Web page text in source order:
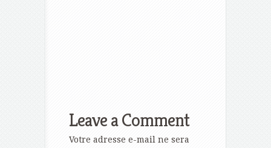
Leave a Comment
Votre adresse e-mail ne sera